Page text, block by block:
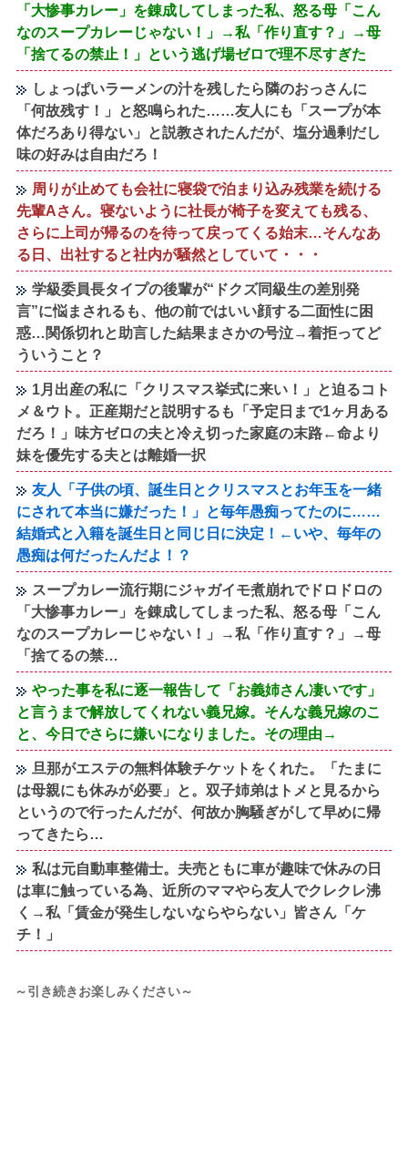
「大惨事カレー」を錬成してしまった私、怒る母「こん
なのスープカレーじゃない！」→私「作り直す？」→母
「捨てるの禁止！」という逃げ場ゼロで理不尽すぎた
しょっぱいラーメンの汁を残したら隣のおっさんに
「何故残す！」と怒鳴られた……友人にも「スープが本
体だろあり得ない」と説教されたんだが、塩分過剰だし
味の好みは自由だろ！
周りが止めても会社に寝袋で泊まり込み残業を続ける
先輩Aさん。寝ないように社長が椅子を変えても残る、
さらに上司が帰るのを待って戻ってくる始末…そんなあ
る日、出社すると社内が騒然としていて・・・
学級委員長タイプの後輩が“ドクズ同級生の差別発
言”に悩まされるも、他の前ではいい顔する二面性に困
惑…関係切れと助言した結果まさかの号泣→着拒ってど
ういうこと？
1月出産の私に「クリスマス挙式に来い！」と迫るコト
メ＆ウト。正産期だと説明するも「予定日まで1ヶ月ある
だろ！」味方ゼロの夫と冷え切った家庭の末路←命より
妹を優先する夫とは離婚一択
友人「子供の頃、誕生日とクリスマスとお年玉を一緒
にされて本当に嫌だった！」と毎年愚痴ってたのに……
結婚式と入籍を誕生日と同じ日に決定！←いや、毎年の
愚痴は何だったんだよ！？
スープカレー流行期にジャガイモ煮崩れでドロドロの
「大惨事カレー」を錬成してしまった私、怒る母「こん
なのスープカレーじゃない！」→私「作り直す？」→母
「捨てるの禁…
やった事を私に逐一報告して「お義姉さん凄いです」
と言うまで解放してくれない義兄嫁。そんな義兄嫁のこ
と、今日でさらに嫌いになりました。その理由→
旦那がエステの無料体験チケットをくれた。「たまに
は母親にも休みが必要」と。双子姉弟はトメと見るから
というので行ったんだが、何故か胸騒ぎがして早めに帰
ってきたら…
私は元自動車整備士。夫売ともに車が趣味で休みの日
は車に触っている為、近所のママやら友人でクレクレ沸
く→私「賃金が発生しないならやらない」皆さん「ケ
チ！」
～引き続きお楽しみください～